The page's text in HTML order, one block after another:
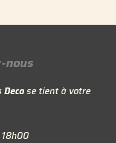
nous
Decose tient à votre